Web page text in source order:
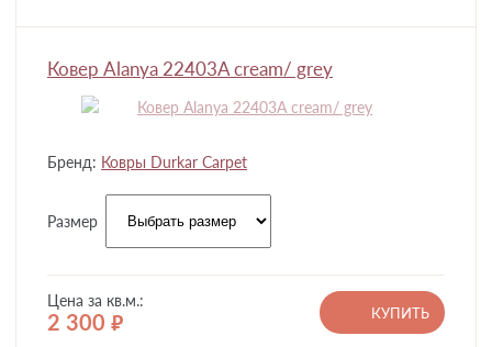
Ковер Alanya 22403A cream/ grey
Бренд: Ковры Durkar Carpet
Размер
Цена за кв.м.:
2 300 руб.
КУПИТЬ